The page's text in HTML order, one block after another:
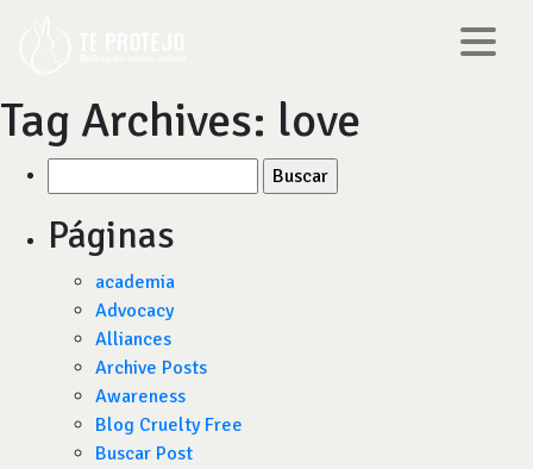
Tag Archives: love
por:
Páginas
academia
Advocacy
Alliances
Archive Posts
Awareness
Blog Cruelty Free
Buscar Post